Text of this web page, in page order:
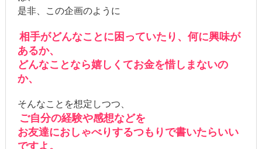
是非、この企画のように
相手がどんなことに困っていたり、何に興味が
あるか、
どんなことなら嬉しくてお金を惜しまないの
か、
そんなことを想定しつつ、
ご自分の経験や感想などを
お友達におしゃべりするつもりで書いたらいい
ですよ。